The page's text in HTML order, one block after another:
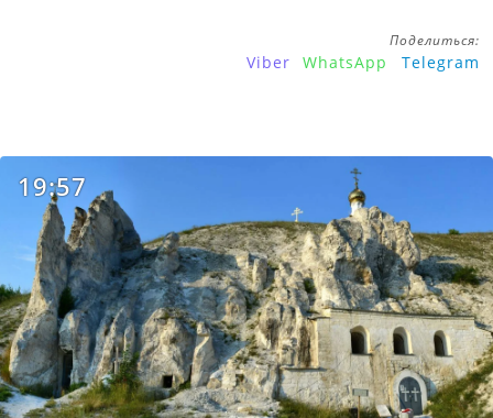
Поделиться:
Viber WhatsApp Telegram
19:57